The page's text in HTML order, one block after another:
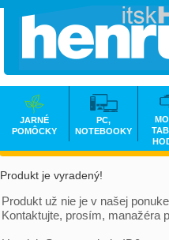
Produkt je vyradený!
Produkt už nie je v našej
Kontaktujte, prosím, manažéra
JARNÉ
POMÔCKY
PC,
NOTEBOOKY